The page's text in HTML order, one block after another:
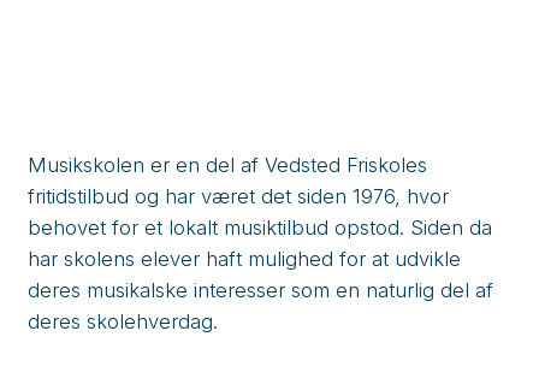
Musikskolen er en del af Vedsted Friskoles
fritidstilbud og har været det siden 1976, hvor
behovet for et lokalt musiktilbud opstod. Siden da
har skolens elever haft mulighed for at udvikle
deres musikalske interesser som en naturlig del af
deres skolehverdag.